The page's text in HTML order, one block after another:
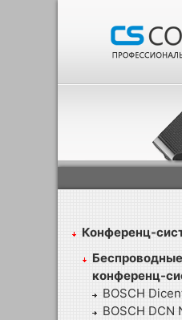
Конференц-
Беспроводные
конференц-
BOSCH
BOSCH DCN